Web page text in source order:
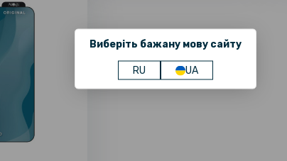
Виберіть бажану мову сайту
RU UA